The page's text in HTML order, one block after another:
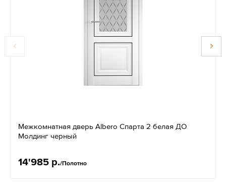
Межкомнатная дверь Albero Спарта 2 белая ДО
Молдинг черный
14'985 р./Полотно